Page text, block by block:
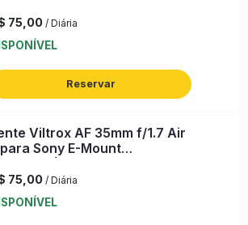
75,00 / Diária
Reservar
Viltrox AF 35mm f/1.7 Air
para Sony E-Mount
75,00 / Diária